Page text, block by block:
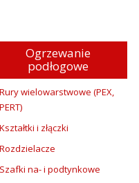
Ogrzewanie
podłogowe
Rury wielowarstwowe (PEX,
PERT)
Kształtki i złączki
Rozdzielacze
Szafki na- i podtynkowe